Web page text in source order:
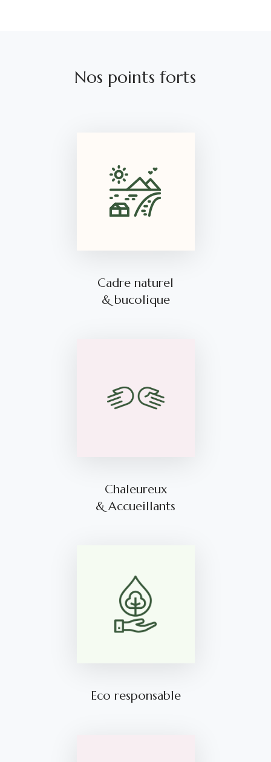
Nos points forts
Cadre naturel
& bucolique
Chaleureux
& Accueillants
Eco responsable